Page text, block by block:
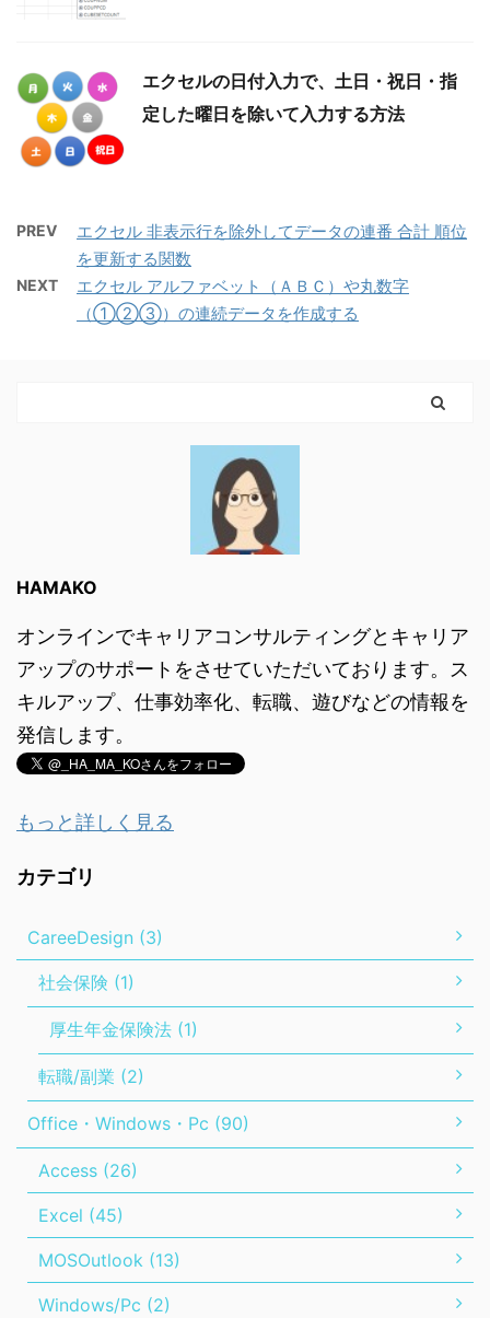
エクセルの日付入力で、土日・祝日・指
定した曜日を除いて入力する方法
PREV
エクセル 非表示行を除外してデータの連番 合計 順位
を更新する関数
NEXT
エクセル アルファベット（ＡＢＣ）や丸数字
（①②③）の連続データを作成する
HAMAKO
オンラインでキャリアコンサルティングとキャリア
アップのサポートをさせていただいております。ス
キルアップ、仕事効率化、転職、遊びなどの情報を
発信します。
もっと詳しく見る
カテゴリ
CareeDesign (3)
社会保険 (1)
厚生年金保険法 (1)
転職/副業 (2)
Office・Windows・Pc (90)
Access (26)
Excel (45)
MOSOutlook (13)
Windows/Pc (2)